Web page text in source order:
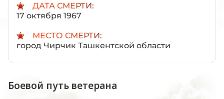
ДАТА СМЕРТИ:
17 октября 1967
МЕСТО СМЕРТИ:
город Чирчик Ташкентской области
Боевой путь ветерана